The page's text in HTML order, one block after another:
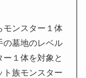
ンスター１体
の墓地のレベル
ー１体を対象と
ト族モンスター